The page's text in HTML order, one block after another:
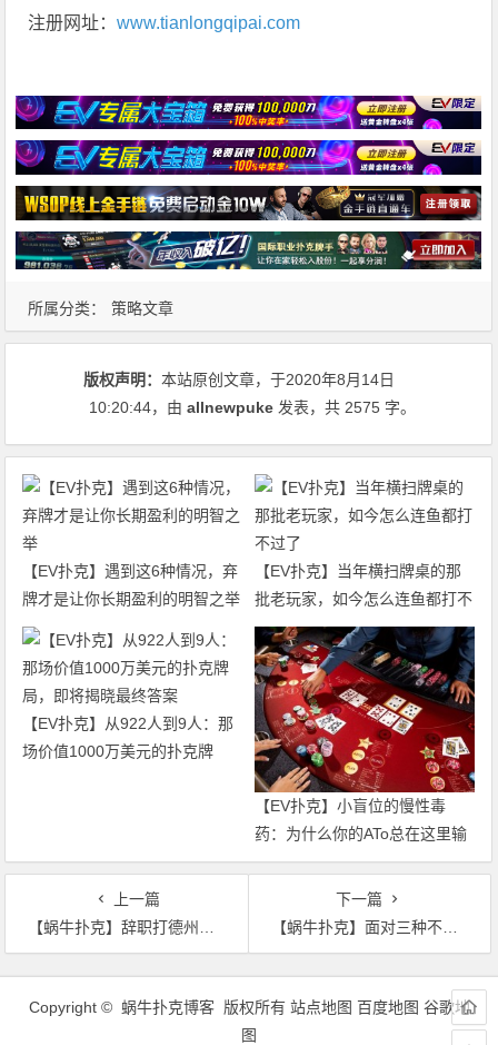
注册网址：www.tianlongqipai.com
所属分类： 策略文章
版权声明：本站原创文章，于2020年8月14日
10:20:44，由allnewpuke 发表，共 2575 字。
【EV扑克】遇到这6种情况，弃
牌才是让你长期盈利的明智之举
【EV扑克】当年横扫牌桌的那
批老玩家，如今怎么连鱼都打不
过了
【EV扑克】从922人到9人：那
场价值1000万美元的扑克牌
【EV扑克】小盲位的慢性毒
药：为什么你的ATo总在这里输
钱？
上一篇
【蜗牛扑克】辞职打德州扑克失败，找不到工作的我何去何从？
下一篇
【蜗牛扑克】面对三种不同类型的德州扑克对手，如何制定3-bet计划
文
Copyright © 蜗牛扑克博客 版权所有 站点地图 百度地图 谷歌地
图